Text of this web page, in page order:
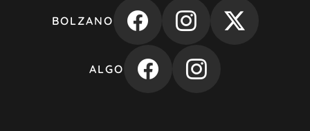
BOLZANO
ALGO